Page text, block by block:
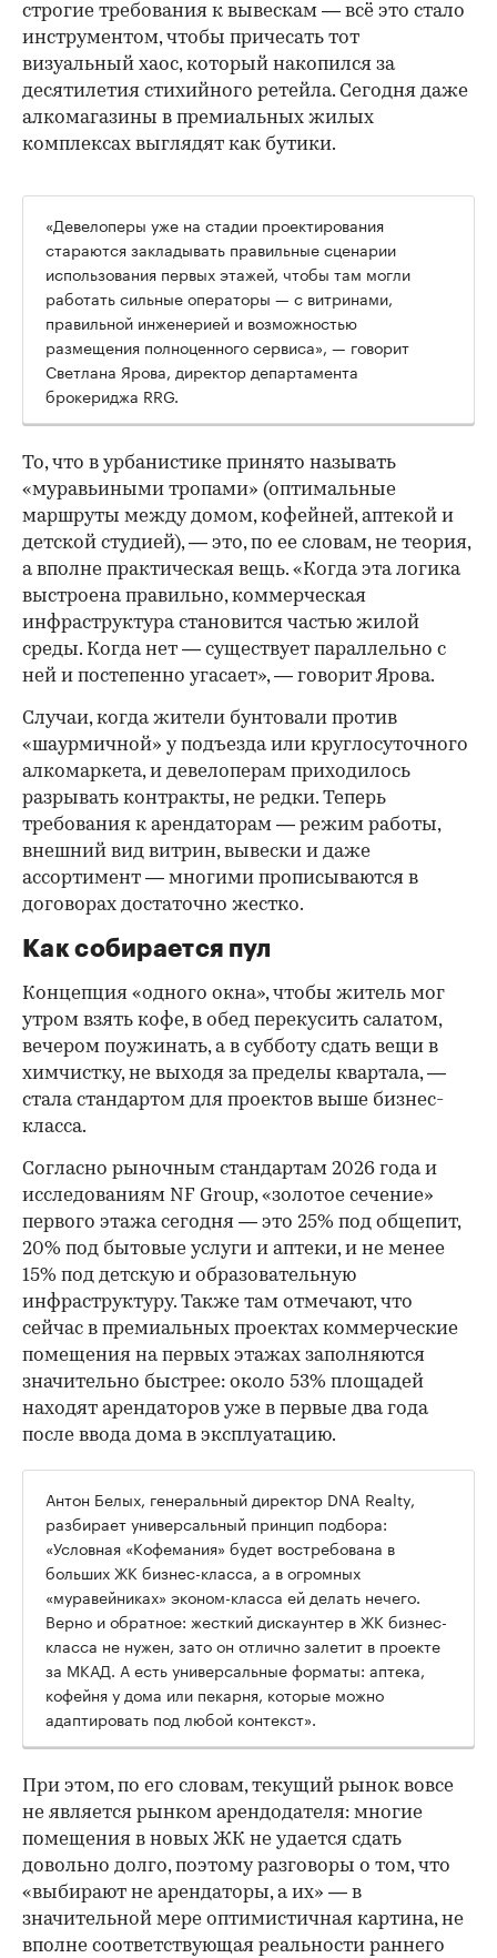
строгие требования к вывескам — всё это стало
инструментом, чтобы причесать тот
визуальный хаос, который накопился за
десятилетия стихийного ретейла. Сегодня даже
алкомагазины в премиальных жилых
комплексах выглядят как бутики.
00:00
«Девелоперы уже на стадии проектирования
стараются закладывать правильные сценарии
использования первых этажей, чтобы там могли
работать сильные операторы — с витринами,
правильной инженерией и возможностью
размещения полноценного сервиса», — говорит
Светлана Ярова, директор департамента
брокериджа RRG.
То, что в урбанистике принято называть
«муравьиными тропами» (оптимальные
маршруты между домом, кофейней, аптекой и
детской студией), — это, по ее словам, не теория,
а вполне практическая вещь. «Когда эта логика
выстроена правильно, коммерческая
инфраструктура становится частью жилой
среды. Когда нет — существует параллельно с
ней и постепенно угасает», — говорит Ярова.
Случаи, когда жители бунтовали против
«шаурмичной» у подъезда или круглосуточного
алкомаркета, и девелоперам приходилось
разрывать контракты, не редки. Теперь
требования к арендаторам — режим работы,
внешний вид витрин, вывески и даже
ассортимент — многими прописываются в
договорах достаточно жестко.
Как собирается пул
Концепция «одного окна», чтобы житель мог
утром взять кофе, в обед перекусить салатом,
вечером поужинать, а в субботу сдать вещи в
химчистку, не выходя за пределы квартала, —
стала стандартом для проектов выше бизнес-
класса.
Согласно рыночным стандартам 2026 года и
исследованиям NF Group, «золотое сечение»
первого этажа сегодня — это 25% под общепит,
20% под бытовые услуги и аптеки, и не менее
15% под детскую и образовательную
инфраструктуру. Также там отмечают, что
сейчас в премиальных проектах коммерческие
помещения на первых этажах заполняются
значительно быстрее: около 53% площадей
находят арендаторов уже в первые два года
после ввода дома в эксплуатацию.
Антон Белых, генеральный директор DNA Realty,
разбирает универсальный принцип подбора:
«Условная «Кофемания» будет востребована в
больших ЖК бизнес-класса, а в огромных
«муравейниках» эконом-класса ей делать нечего.
Верно и обратное: жесткий дискаунтер в ЖК бизнес-
класса не нужен, зато он отлично залетит в проекте
за МКАД. А есть универсальные форматы: аптека,
кофейня у дома или пекарня, которые можно
адаптировать под любой контекст».
При этом, по его словам, текущий рынок вовсе
не является рынком арендодателя: многие
помещения в новых ЖК не удается сдать
довольно долго, поэтому разговоры о том, что
«выбирают не арендаторы, а их» — в
значительной мере оптимистичная картина, не
вполне соответствующая реальности раннего